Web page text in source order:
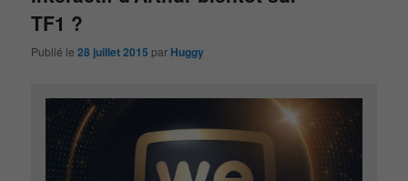
TF1 ?
Publié le28 juillet 2015 par Huggy